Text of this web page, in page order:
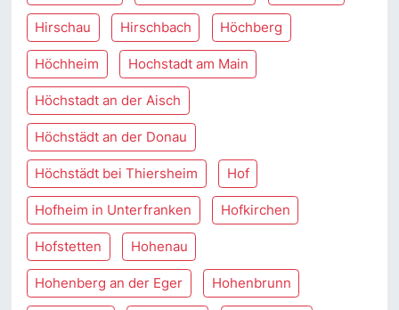
Hirschau Hirschbach Höchberg
Höchheim Hochstadt am Main
Höchstadt an der Aisch
Höchstädt an der Donau
Höchstädt bei Thiersheim Hof
Hofheim in Unterfranken Hofkirchen
Hofstetten Hohenau
Hohenberg an der Eger Hohenbrunn